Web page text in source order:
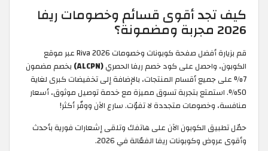
كيف تجد أقوى قسائم وخصومات ريفا
2026 مجربة ومضمونة؟
قم بزيارة أفضل صفحة كوبونات وخصومات Riva 2026 عبر موقع
الكوبون، واحصل على كود خصم ريفا الحصري(ALCPN)
بخصم مضمون
7% على جميع أقسام المنتجات، بالإضافة إلى تخفيضات كبرى لغاية
50%. استمتع بتجربة تسوق مميزة مع خدمة توصيل موثوق، أسعار
منافسة، وخصومات متجددة لا تفوّت. سارع الآن ووفّر أكثر!
حمّل تطبيق الكوبون الآن على هاتفك وتلقى إشعارات فورية بأحدث
وأقوى عروض وكوبونات ريفا الفعّالة في 2026.